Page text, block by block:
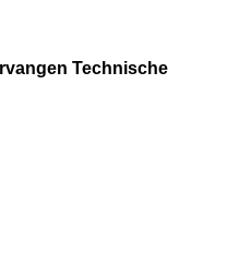
Technische